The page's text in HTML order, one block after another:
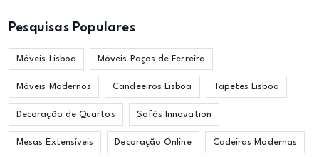
Pesquisas Populares
Móveis Lisboa Móveis Paços de Ferreira
Móveis Modernos Candeeiros Lisboa Tapetes Lisboa
Decoração de Quartos Sofás Innovation
Mesas Extensíveis Decoração Online Cadeiras Modernas